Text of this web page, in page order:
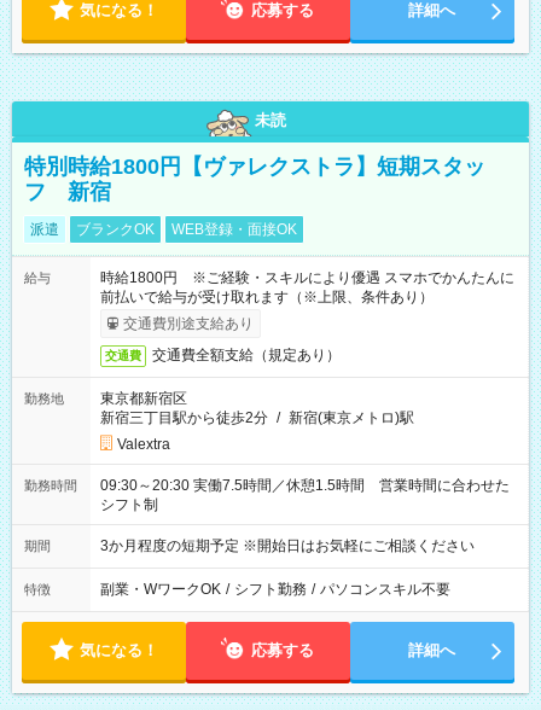
気になる！ 応募する 詳細へ
未読
特別時給1800円【ヴァレクストラ】短期スタッ
フ 新宿
派遣 ブランクOK WEB登録・面接OK
給与
時給1800円 ※ご経験・スキルにより優遇 スマホでかんたんに
前払いで給与が受け取れます（※上限、条件あり）
交通費別途支給あり
交通費 交通費全額支給（規定あり）
勤務地
東京都新宿区
新宿三丁目駅から徒歩2分 / 新宿(東京メトロ)駅
Valextra
勤務時間
09:30～20:30 実働7.5時間／休憩1.5時間 営業時間に合わせた
シフト制
期間 3か月程度の短期予定 ※開始日はお気軽にご相談ください
特徴 副業・WワークOK / シフト勤務 / パソコンスキル不要
気になる！ 応募する 詳細へ